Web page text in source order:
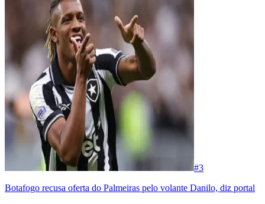
#3
Botafogo recusa oferta do Palmeiras pelo volante Danilo, diz portal